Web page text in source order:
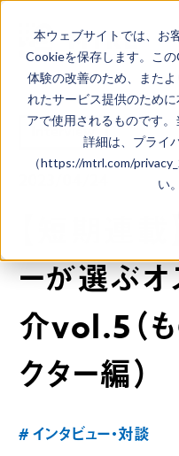
本ウェブサイトでは、お
Cookieを保存します。こ
体験の改善のため、また
れたサービス提供のため
アで使用されるものです
詳細は、プライ
（https://mtrl.com/
い。
Interview
【短期連
ーが選ぶ
介vol.5（も
クター編）
# インタビュー・対談